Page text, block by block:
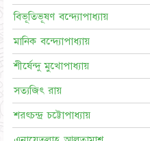
বিভূতিভূষণ বন্দ্যোপাধ্যায়
মানিক বন্দ্যোপাধ্যায়
শীর্ষেন্দু মুখোপাধ্যায়
সত্যজিৎ রায়
শরৎচন্দ্র চট্টোপাধ্যায়